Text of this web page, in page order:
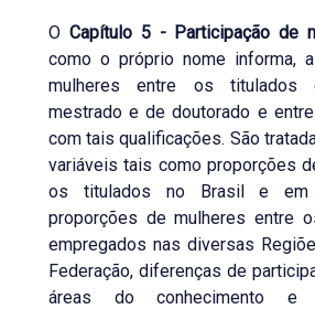
O Capítulo 5 - Participação de
como o próprio nome informa,
mulheres entre os
mestrado e de doutorado e
com tais qualificações. São
variáveis tais como proporções
os titulados no Brasil e em
proporções de mulheres entre
empregados nas diversas
Federação, diferenças de
áreas do conhecimento e